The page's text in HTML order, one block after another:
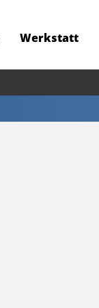
Werkstatt